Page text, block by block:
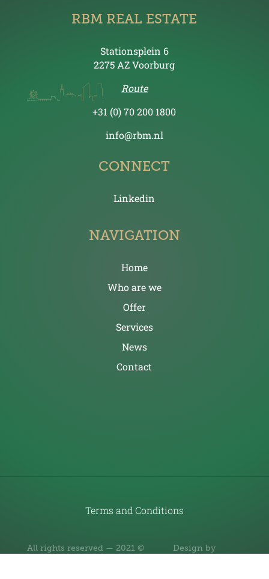
RBM REAL ESTATE
Stationsplein 6
2275 AZ Voorburg
Route
+31 (0) 70 200 1800
info@rbm.nl
CONNECT
Linkedin
NAVIGATION
Home
Who are we
Offer
Services
News
Contact
Terms and Conditions
All rights reserved — 2021 ©
Design by